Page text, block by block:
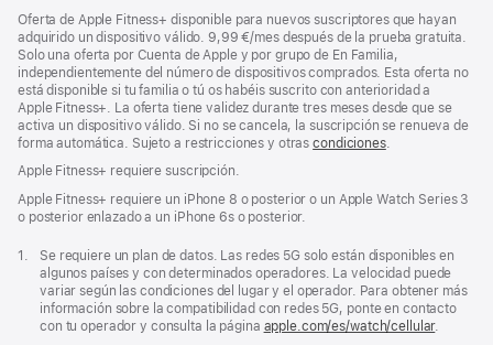
Oferta de Apple Fitness+ disponible para nuevos suscriptores que hayan
adquirido un dispositivo válido. 9,99 €/mes después de la prueba gratuita.
Solo una oferta por Cuenta de Apple y por grupo de En Familia,
independientemente del número de dispositivos comprados. Esta oferta no
está disponible si tu familia o tú os habéis suscrito con anterioridad a
Apple Fitness+. La oferta tiene validez durante tres meses desde que se
activa un dispositivo válido. Si no se cancela, la suscripción se renueva de
forma automática. Sujeto a restricciones y otrascondiciones.
Apple Fitness+ requiere suscripción.
Apple Fitness+ requiere un iPhone 8 o posterior o un Apple Watch Series 3
o posterior enlazado a un iPhone 6s o posterior.
Nota
página
1.
Se requiere un plan de datos. Las redes 5G solo están disponibles en
algunos países y con determinados operadores. La velocidad puede
variar según las condiciones del lugar y el operador. Para obtener más
información sobre la compatibilidad con redes 5G, ponte en contacto
con tu operador y consulta la página apple.com/es/watch/cellular.